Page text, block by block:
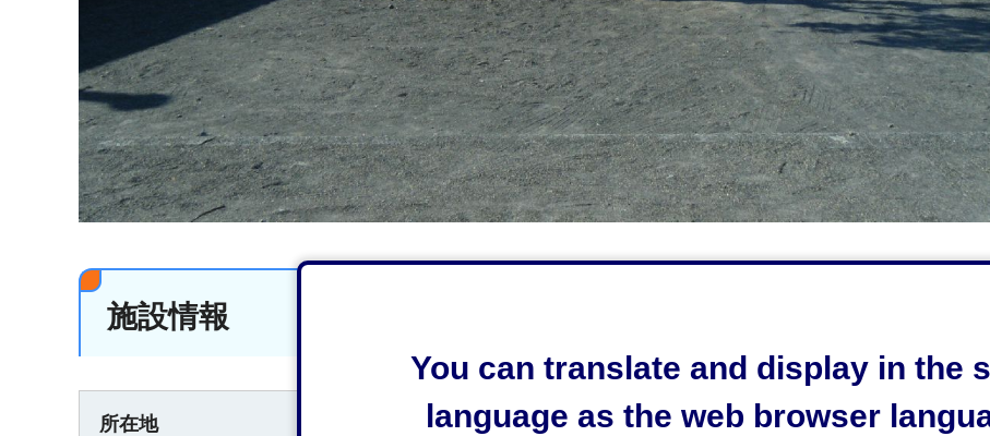
You can translate and display in the
language as the web browser
施設情報
所在地 駿河区西平松地内